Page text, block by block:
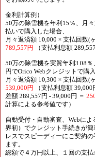
金利計算例）
50万の除雪機を年利15％、月
払いで購入した場合、
月々返済額 10,000 × 支払回数(
789,557円
（支払利息額
50万の除雪機を実質年利3.08
円でOrico Webクレジットで購
月々返済額 10,300 × 支払回数(
539,000円
（支払利息額 39,000
差額 289,557円 - 39,000円 ＝
計算による参考値です）
自動受付・自動審査、Webに
界初）でクレジット手続きが
レスでスピーディーにご契約
ます。
総額で４万円以上、１回の支